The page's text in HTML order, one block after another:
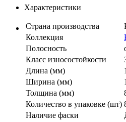
Характеристики
Страна производства
Коллекция
Полосность
Класс износостойкости
Длина (мм)
Ширина (мм)
Толщина (мм)
Количество в упаковке (шт)
Наличие фаски